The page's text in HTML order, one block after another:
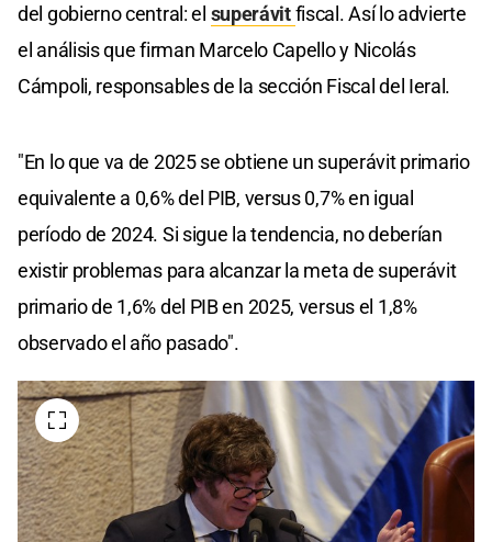
del gobierno central: el superávitfiscal. Así lo advierte
el análisis que firman Marcelo Capello y Nicolás
Cámpoli​, responsables de la sección Fiscal del Ieral.
"En lo que va de 2025 se obtiene un superávit primario
equivalente a 0,6% del PIB, versus 0,7% en igual
período de 2024. Si sigue la tendencia, no deberían
existir problemas para alcanzar la meta de superávit
primario de 1,6% del PIB en 2025, versus el 1,8%
observado el año pasado".